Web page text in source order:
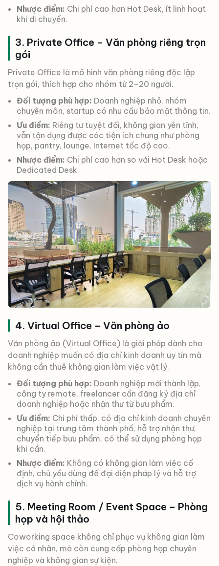
Nhược điểm: Chi phí cao hơn Hot Desk, ít linh hoạt
khi di chuyển.
3. Private Office – Văn phòng riêng trọn
gói
Private Office là mô hình văn phòng riêng độc lập
trọn gói, thích hợp cho nhóm từ 2–20 người.
Đối tượng phù hợp: Doanh nghiệp nhỏ, nhóm
chuyên môn, startup có nhu cầu bảo mật thông tin.
Ưu điểm: Riêng tư tuyệt đối, không gian yên tĩnh,
vẫn tận dụng được các tiện ích chung như phòng
họp, pantry, lounge, Internet tốc độ cao.
Nhược điểm: Chi phí cao hơn so với Hot Desk hoặc
Dedicated Desk.
4. Virtual Office – Văn phòng ảo
Văn phòng ảo (Virtual Office) là giải pháp dành cho
doanh nghiệp muốn có địa chỉ kinh doanh uy tín mà
không cần thuê không gian làm việc vật lý.
Đối tượng phù hợp: Doanh nghiệp mới thành lập,
công ty remote, freelancer cần đăng ký địa chỉ
doanh nghiệp hoặc nhận thư từ bưu phẩm.
Ưu điểm: Chi phí thấp, có địa chỉ kinh doanh chuyên
nghiệp tại trung tâm thành phố, hỗ trợ nhận thư,
chuyển tiếp bưu phẩm, có thể sử dụng phòng họp
khi cần.
Nhược điểm: Không có không gian làm việc cố
định, chủ yếu dùng để đại diện pháp lý và hỗ trợ
dịch vụ hành chính.
5. Meeting Room / Event Space – Phòng
họp và hội thảo
Coworking space không chỉ phục vụ không gian làm
việc cá nhân, mà còn cung cấp phòng họp chuyên
nghiệp và không gian sự kiện.